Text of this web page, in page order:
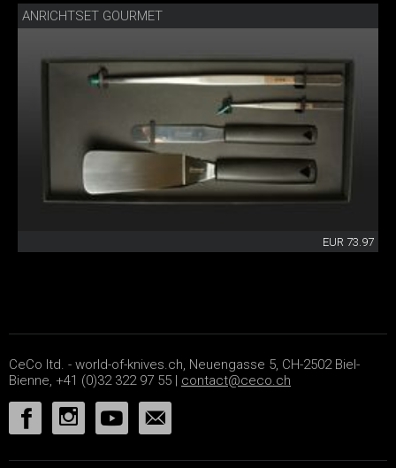
ANRICHTSET GOURMET
EUR 73.97
CeCo ltd. - world-of-knives.ch, Neuengasse 5, CH-2502 Biel-
Bienne, +41 (0)32 322 97 55 | contact@ceco.ch